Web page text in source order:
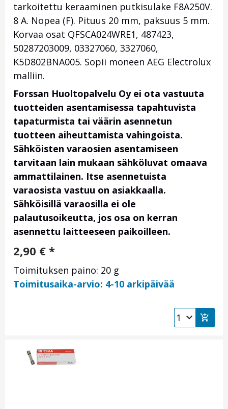
tarkoitettu keraaminen putkisulake F8A250V.
8 A. Nopea (F). Pituus 20 mm, paksuus 5 mm.
Korvaa osat QFSCA024WRE1, 487423,
50287203009, 03327060, 3327060,
K5D802BNA005. Sopii moneen AEG Electrolux
malliin.
Forssan Huoltopalvelu Oy ei ota vastuuta
tuotteiden asentamisessa tapahtuvista
tapaturmista tai väärin asennetun
tuotteen aiheuttamista vahingoista.
Sähköisten varaosien asentamiseen
tarvitaan lain mukaan sähköluvat omaava
ammattilainen. Itse asennetuista
varaosista vastuu on asiakkaalla.
Sähköisillä varaosilla ei ole
palautusoikeutta, jos osa on kerran
asennettu laitteeseen paikoilleen.
2,90 € *
Toimituksen paino: 20 g
Toimitusaika-arvio: 4-10 arkipäivää